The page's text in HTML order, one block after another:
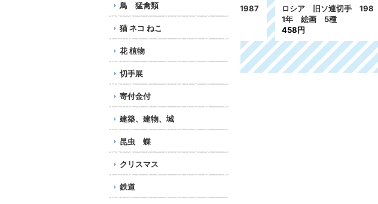
鳥 猛禽類
猫 ネコ ねこ
花 植物
切手展
寄付金付
建築、建物、城
昆虫 蝶
クリスマス
鉄道
ロシア 旧ソ連切手 196
1年 スパルタキアード
ロシア 旧ソ連切手 1987
年 絵画 5種
216円
ロシア 旧ソ連切手 198
1年 絵画 5種
458円
ロ
6